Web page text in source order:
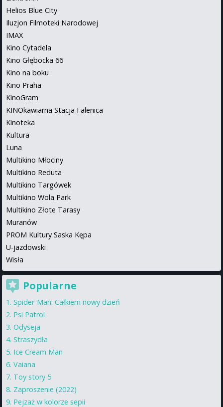
Helios Blue City
Iluzjon Filmoteki Narodowej
IMAX
Kino Cytadela
Kino Głębocka 66
Kino na boku
Kino Praha
KinoGram
KINOkawiarna Stacja Falenica
Kinoteka
Kultura
Luna
Multikino Młociny
Multikino Reduta
Multikino Targówek
Multikino Wola Park
Multikino Złote Tarasy
Muranów
PROM Kultury Saska Kępa
U-jazdowski
Wisła
Popularne
Spider-Man: Całkiem nowy dzień
Psi Patrol
Odyseja
Straszydła
Ice Cream Man
Vaiana
Toy story 5
Zaproszenie (2022)
Pejzaż w kolorze sepii